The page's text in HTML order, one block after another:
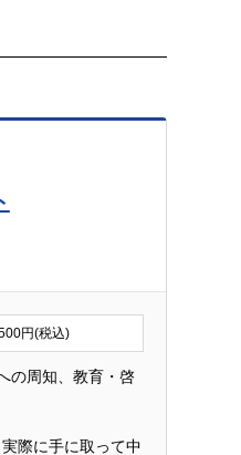
円(税込)
の周知、教育・啓
際に手に取って中